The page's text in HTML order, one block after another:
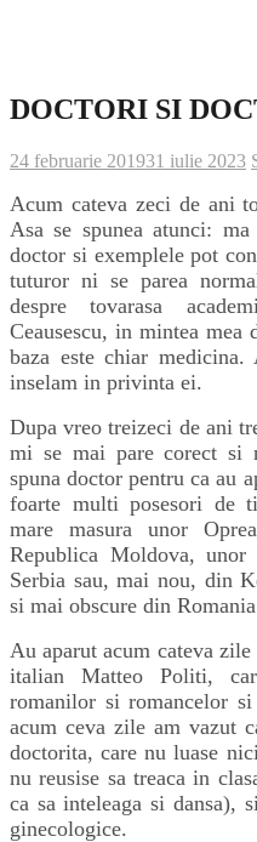
DOCTORI SI
24 februarie 201931 iulie 2023
Acum cateva zeci de ani
Asa se spunea atunci:
doctor si exemplele pot
tuturor ni se parea
despre tovarasa
Ceausescu, in mintea mea
baza este chiar
inselam in privinta ei.
Dupa vreo treizeci de ani
mi se mai pare corect si
spuna doctor pentru ca au
foarte multi posesori de
mare masura unor
Republica Moldova,
Serbia sau, mai nou, din
si mai obscure din
Au aparut acum cateva
italian Matteo Politi,
romanilor si romancelor
acum ceva zile am vazut
doctorita, care nu luase
nu reusise sa treaca in
ca sa inteleaga si dansa),
ginecologice.